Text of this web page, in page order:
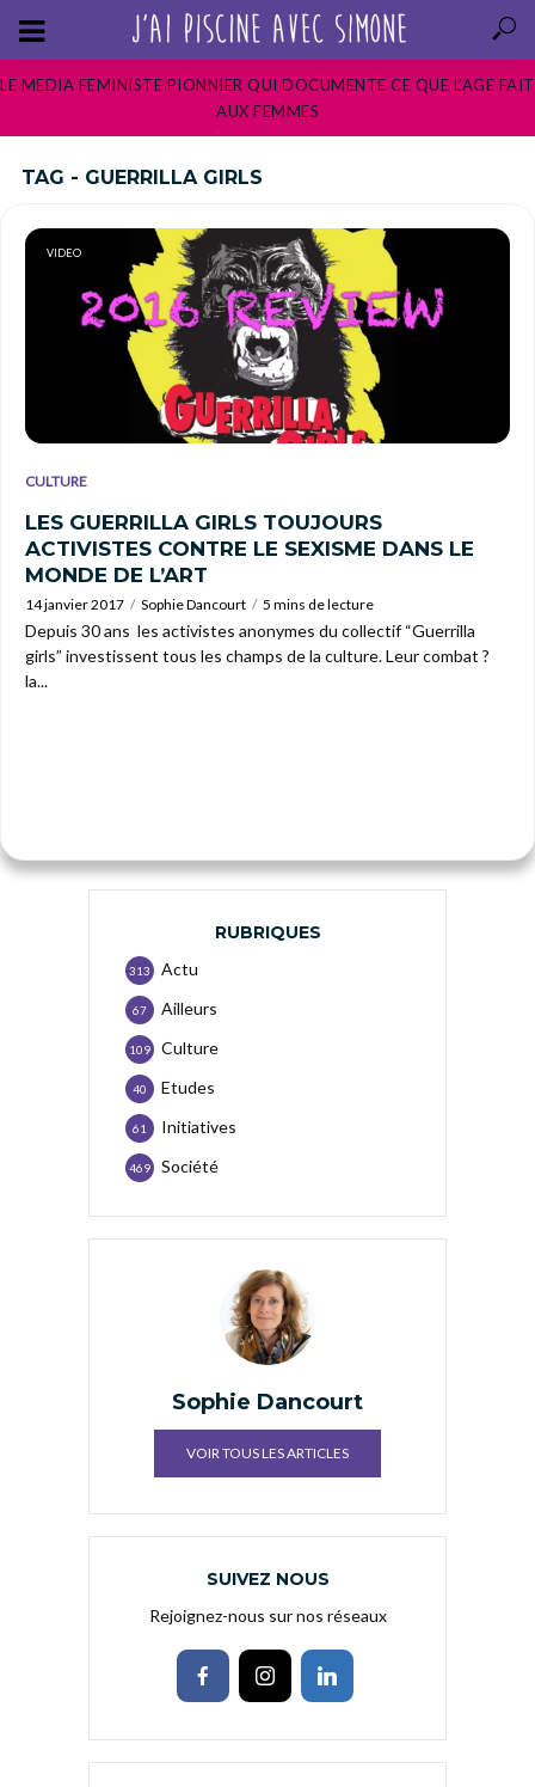
LE MEDIA FEMINISTE PIONNIER QUI DOCUMENTE CE QUE L’AGE FAIT
AUX FEMMES
TAG - GUERRILLA GIRLS
VIDEO
CULTURE
LES GUERRILLA GIRLS TOUJOURS
ACTIVISTES CONTRE LE SEXISME DANS LE
MONDE DE L’ART
14 janvier 2017 Sophie Dancourt 5 mins de lecture
Depuis 30 ans les activistes anonymes du collectif “Guerrilla
girls” investissent tous les champs de la culture. Leur combat ?
la...
RUBRIQUES
Actu
313
Ailleurs
67
Culture
109
Etudes
40
Initiatives
61
Société
469
Sophie Dancourt
VOIR TOUS LES ARTICLES
SUIVEZ NOUS
Rejoignez-nous sur nos réseaux